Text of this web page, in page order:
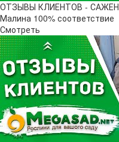
ОТЗЫВЫ КЛИЕНТОВ -
Малина 100% соответствие
Смотреть